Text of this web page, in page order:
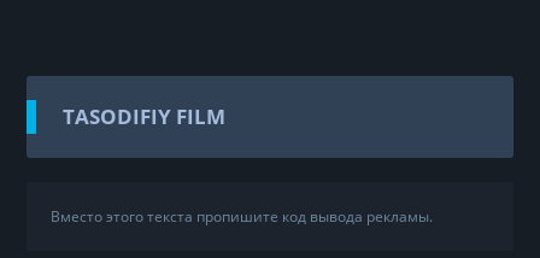
TASODIFIY FILM
Вместо этого текста пропишите код вывода рекламы.